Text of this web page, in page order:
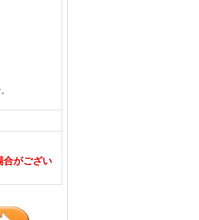
合がござい